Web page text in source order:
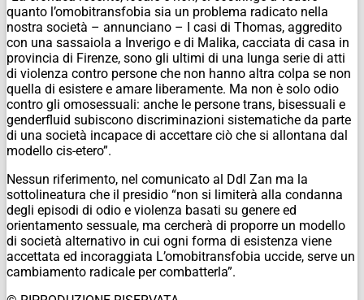
quanto l’omobitransfobia sia un problema radicato nella
nostra società – annunciano – I casi di Thomas, aggredito
con una sassaiola a Inverigo e di Malika, cacciata di casa in
provincia di Firenze, sono gli ultimi di una lunga serie di atti
di violenza contro persone che non hanno altra colpa se non
quella di esistere e amare liberamente. Ma non è solo odio
contro gli omosessuali: anche le persone trans, bisessuali e
genderfluid subiscono discriminazioni sistematiche da parte
di una società incapace di accettare ciò che si allontana dal
modello cis-etero”.
Nessun riferimento, nel comunicato al Ddl Zan ma la
sottolineatura che il presidio “non si limiterà alla condanna
degli episodi di odio e violenza basati su genere ed
orientamento sessuale, ma cercherà di proporre un modello
di società alternativo in cui ogni forma di esistenza viene
accettata ed incoraggiata L’omobitransfobia uccide, serve un
cambiamento radicale per combatterla”.